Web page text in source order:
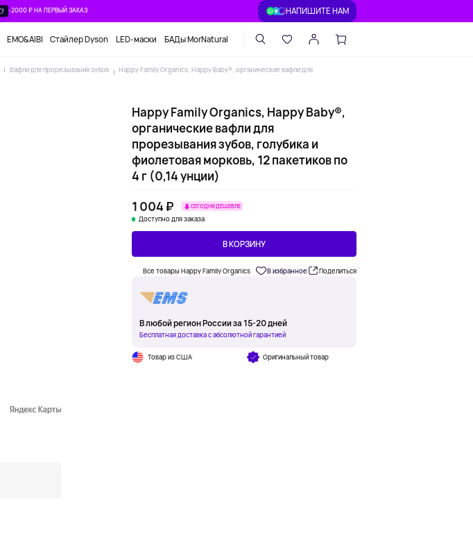
-2000 ₽ НА ПЕРВЫЙ ЗАКАЗ НАПИШИТЕ НАМ
EMO&AIBI Стайлер Dyson LED-маски БАДы MorNatural
Вафли для прорезывания зубов
Happy Family Organics, Happy Baby®, органические вафли для
Happy Family Organics, Happy Baby®,
органические вафли для
прорезывания зубов, голубика и
фиолетовая морковь, 12 пакетиков по
4 г (0,14 унции)
1 004 ₽
СЕГОДНЯ ДЕШЕВЛЕ
Доступно для заказа
В КОРЗИНУ
Все товары Happy Family Organics В избранное Поделиться
В любой регион России за 15-20 дней
Бесплатная доставка с абсолютной гарантией
Товар из США Оригинальный товар